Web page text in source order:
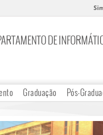
DE
Graduação Pós-